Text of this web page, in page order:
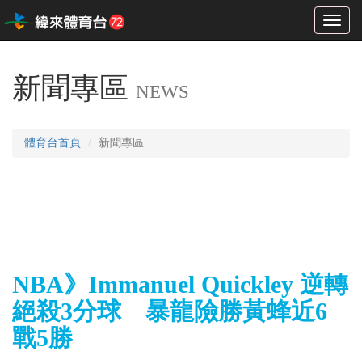
Toggle
新聞專區 NEWS
體育台首頁 新聞專區
NBA》Immanuel Quickley 逆轉
絕殺3分球 暴龍險勝黃蜂近6
戰5勝